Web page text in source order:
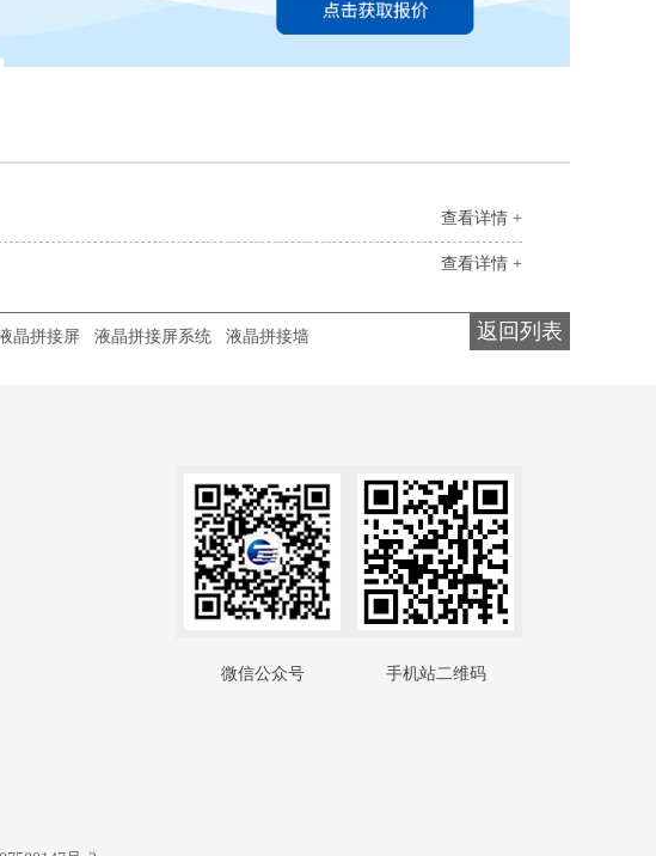
查看详情 +
查看详情 +
返回列表
晶拼接屏 液晶拼接屏系统 液晶拼接墙
微信公众号 手机站二维码